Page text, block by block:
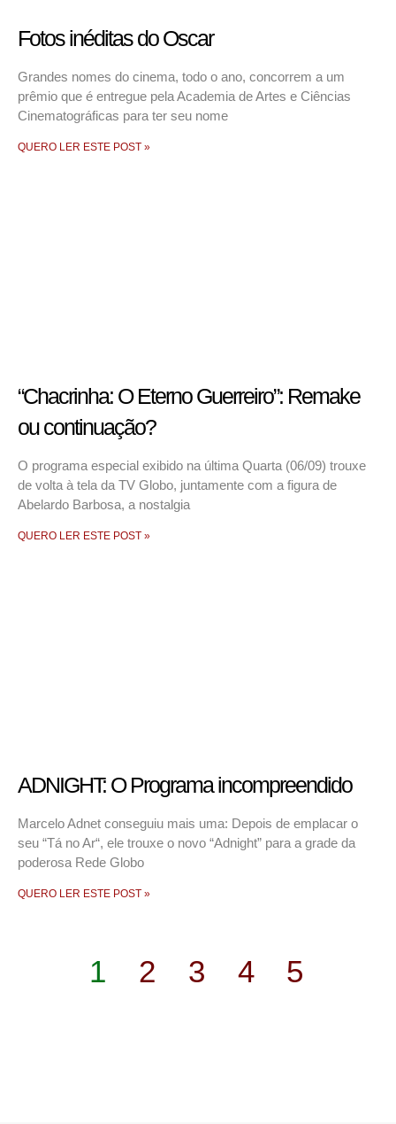
Fotos inéditas do Oscar
Grandes nomes do cinema, todo o ano, concorrem a um
prêmio que é entregue pela Academia de Artes e Ciências
Cinematográficas para ter seu nome
QUERO LER ESTE POST »
“Chacrinha: O Eterno Guerreiro”: Remake
ou continuação?
O programa especial exibido na última Quarta (06/09) trouxe
de volta à tela da TV Globo, juntamente com a figura de
Abelardo Barbosa, a nostalgia
QUERO LER ESTE POST »
ADNIGHT: O Programa incompreendido
Marcelo Adnet conseguiu mais uma: Depois de emplacar o
seu “Tá no Ar“, ele trouxe o novo “Adnight” para a grade da
poderosa Rede Globo
QUERO LER ESTE POST »
1 2 3 4 5